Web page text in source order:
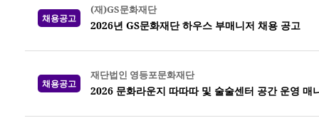
채용공고
(재)GS문화재단
2026년 GS문화재단 하우스 부매니저 채용 공고
채용공고
재단법인 영등포문화재단
2026 문화라운지 따따따 및 술술센터 공간 운영 매